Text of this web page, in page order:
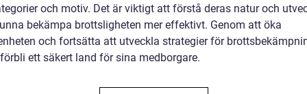
och motiv. Det är viktigt att förstå deras natur och
bekämpa brottsligheten mer effektivt. Genom att öka
och fortsätta att utveckla strategier för
ett säkert land för sina medborgare.